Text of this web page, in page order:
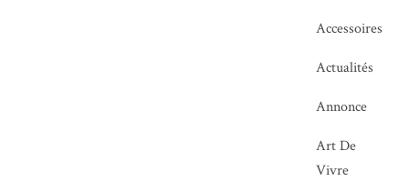
Accessoires
Actualités
Annonce
Art De
Vivre